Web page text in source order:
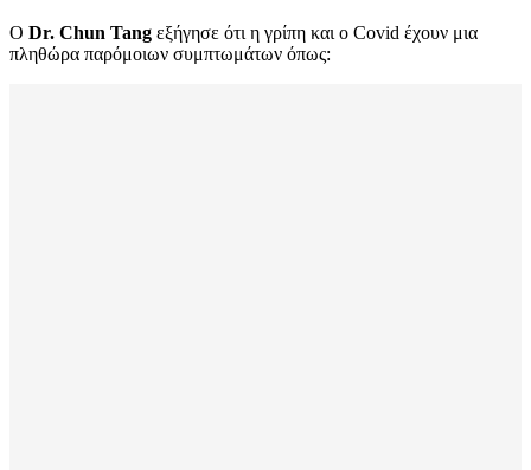
Ο Dr. Chun Tang εξήγησε ότι η γρίπη και ο Covid έχουν μια
πληθώρα παρόμοιων συμπτωμάτων όπως: